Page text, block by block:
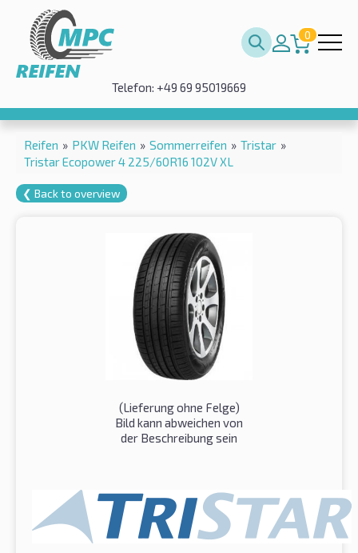
0
Telefon: +49 69 95019669
Reifen » PKW Reifen » Sommerreifen » Tristar »
Tristar Ecopower 4 225/60R16 102V XL
❮ Back to overview
(Lieferung ohne Felge)
Bild kann abweichen von
der Beschreibung sein